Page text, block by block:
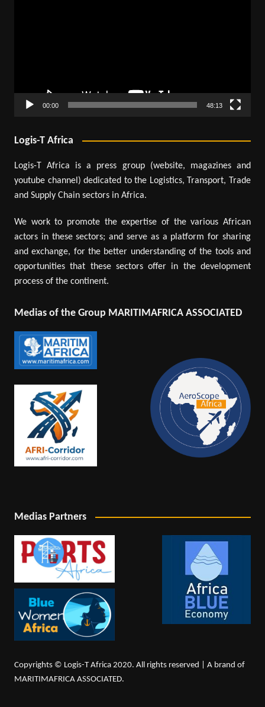
00:00 48:13
Logis-T Africa
Logis-T Africa is a press group (website, magazines and
youtube channel) dedicated to the Logistics, Transport, Trade
and Supply Chain sectors in Africa.
We work to promote the expertise of the various African
actors in these sectors; and serve as a platform for sharing
and exchange, for the better understanding of the tools and
opportunities that these sectors offer in the development
process of the continent.
Medias of the Group MARITIMAFRICA ASSOCIATED
Medias Partners
Copyrights © Logis-T Africa 2020. All rights reserved | A brand of
MARITIMAFRICA ASSOCIATED.